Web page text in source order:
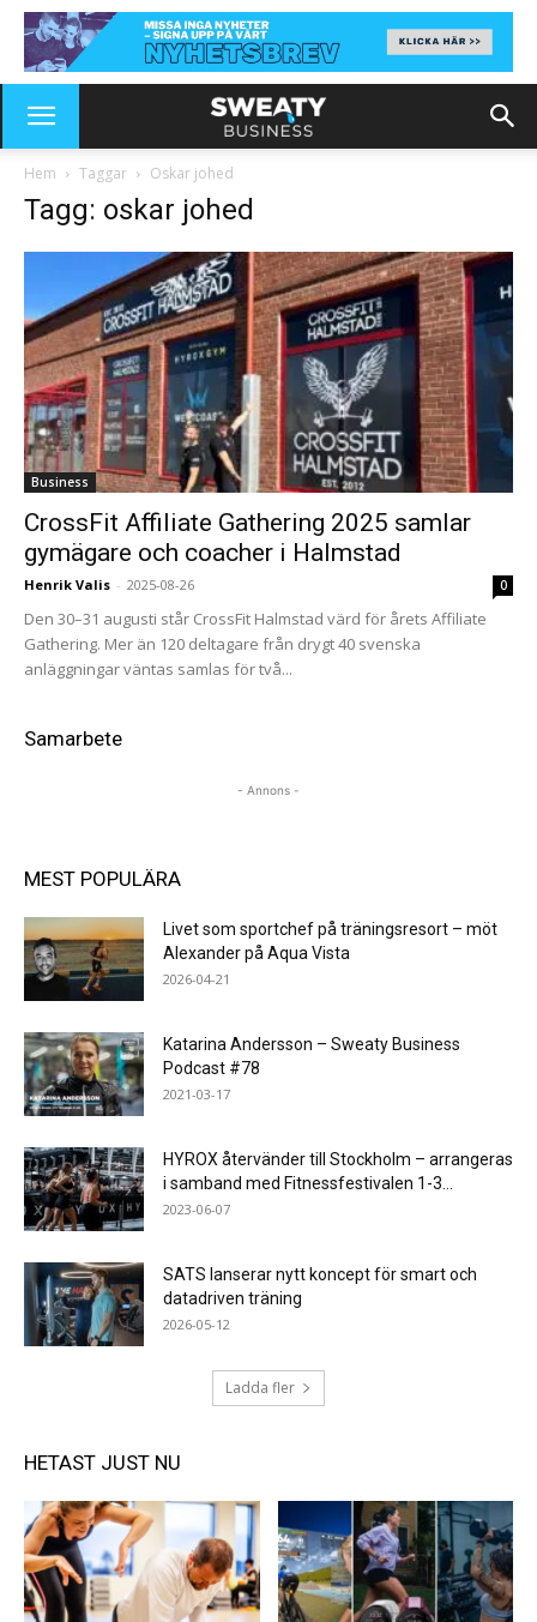
Hem Taggar Oskar johed
Tagg: oskar johed
Business
CrossFit Affiliate Gathering 2025 samlar
gymägare och coacher i Halmstad
Henrik Valis - 2025-08-26 0
Den 30–31 augusti står CrossFit Halmstad värd för årets Affiliate
Gathering. Mer än 120 deltagare från drygt 40 svenska
anläggningar väntas samlas för två...
Samarbete
- Annons -
MEST POPULÄRA
Livet som sportchef på träningsresort – möt
Alexander på Aqua Vista
2026-04-21
Katarina Andersson – Sweaty Business
Podcast #78
2021-03-17
HYROX återvänder till Stockholm – arrangeras
i samband med Fitnessfestivalen 1-3...
2023-06-07
SATS lanserar nytt koncept för smart och
datadriven träning
2026-05-12
Ladda fler
HETAST JUST NU